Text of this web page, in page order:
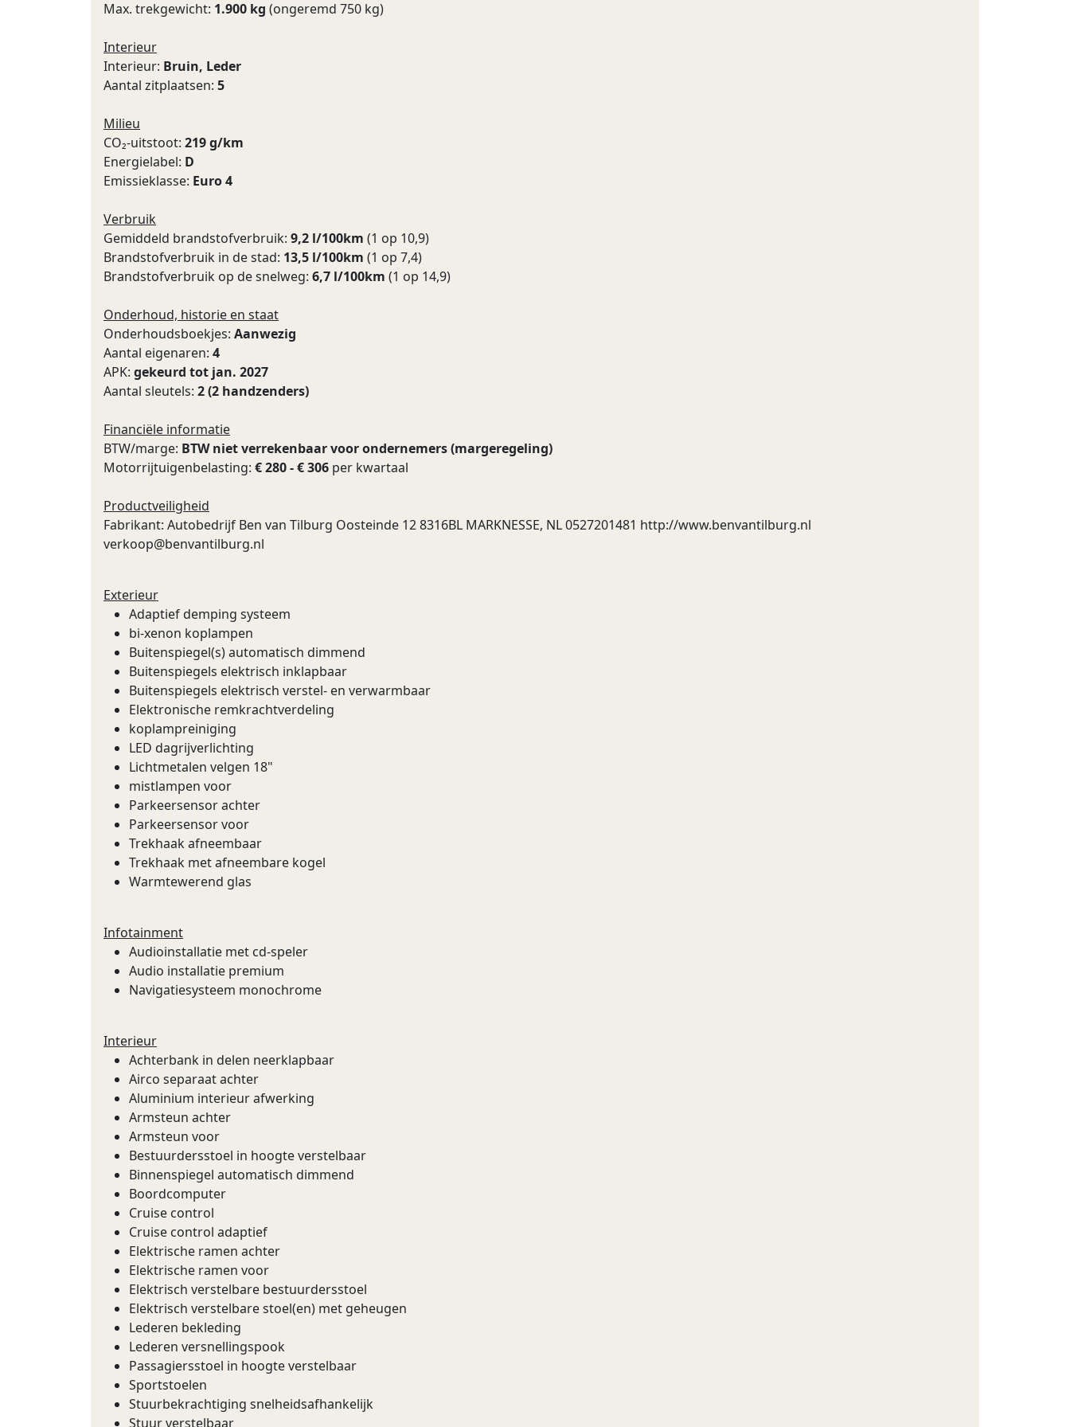
Max. trekgewicht: 1.900 kg (ongeremd 750 kg)
Interieur
Interieur: Bruin, Leder
Aantal zitplaatsen: 5
Milieu
CO₂-uitstoot: 219 g/km
Energielabel: D
Emissieklasse: Euro 4
Verbruik
Gemiddeld brandstofverbruik: 9,2 l/100km (1 op 10,9)
Brandstofverbruik in de stad: 13,5 l/100km (1 op 7,4)
Brandstofverbruik op de snelweg: 6,7 l/100km (1 op 14,9)
Onderhoud, historie en staat
Onderhoudsboekjes: Aanwezig
Aantal eigenaren: 4
APK: gekeurd tot jan. 2027
Aantal sleutels: 2 (2 handzenders)
Financiële informatie
BTW/marge: BTW niet verrekenbaar voor ondernemers (margeregeling)
Motorrijtuigenbelasting: € 280 - € 306 per kwartaal
Productveiligheid
Fabrikant: Autobedrijf Ben van Tilburg Oosteinde 12 8316BL MARKNESSE, NL 0527201481 http://www.benvantilburg.nl
verkoop@benvantilburg.nl
Exterieur
Adaptief demping systeem
bi-xenon koplampen
Buitenspiegel(s) automatisch dimmend
Buitenspiegels elektrisch inklapbaar
Buitenspiegels elektrisch verstel- en verwarmbaar
Elektronische remkrachtverdeling
koplampreiniging
LED dagrijverlichting
Lichtmetalen velgen 18"
mistlampen voor
Parkeersensor achter
Parkeersensor voor
Trekhaak afneembaar
Trekhaak met afneembare kogel
Warmtewerend glas
Infotainment
Audioinstallatie met cd-speler
Audio installatie premium
Navigatiesysteem monochrome
Interieur
Achterbank in delen neerklapbaar
Airco separaat achter
Aluminium interieur afwerking
Armsteun achter
Armsteun voor
Bestuurdersstoel in hoogte verstelbaar
Binnenspiegel automatisch dimmend
Boordcomputer
Cruise control
Cruise control adaptief
Elektrische ramen achter
Elektrische ramen voor
Elektrisch verstelbare bestuurdersstoel
Elektrisch verstelbare stoel(en) met geheugen
Lederen bekleding
Lederen versnellingspook
Passagiersstoel in hoogte verstelbaar
Sportstoelen
Stuurbekrachtiging snelheidsafhankelijk
Stuur verstelbaar